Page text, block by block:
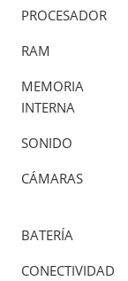
PROCESADOR
RAM
MEMORIA
INTERNA
SONIDO
CÁMARAS
BATERÍA
CONECTIVIDAD